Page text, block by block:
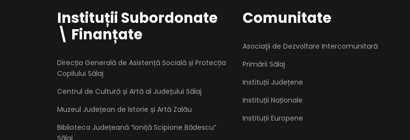
Instituții Subordonate
\ Finanțate
Direcția Generală de Asistență Socială și Protecția
Copilului Sălaj
Centrul de Cultură și Artă al Județului Sălaj
Muzeul Județean de Istorie și Artă Zalău
Biblioteca Județeană “Ioniță Scipione Bădescu”
Sălaj
Comunitate
Asociaţii de Dezvoltare Intercomunitară
Primării Sălaj
Instituții Județene
Instituții Naționale
Instituții Europene